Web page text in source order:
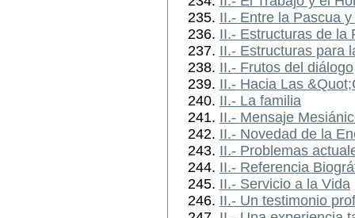
II.- Entre la Pascua
II.- Estructuras de la
II.- Estructuras para
II.- Frutos del diálogo
II.- Hacia Las
II.- La familia
II.- Mensaje
II.- Novedad de la
II.- Problemas
II.- Referencia
II.- Servicio a la Vida
II.- Un testimonio